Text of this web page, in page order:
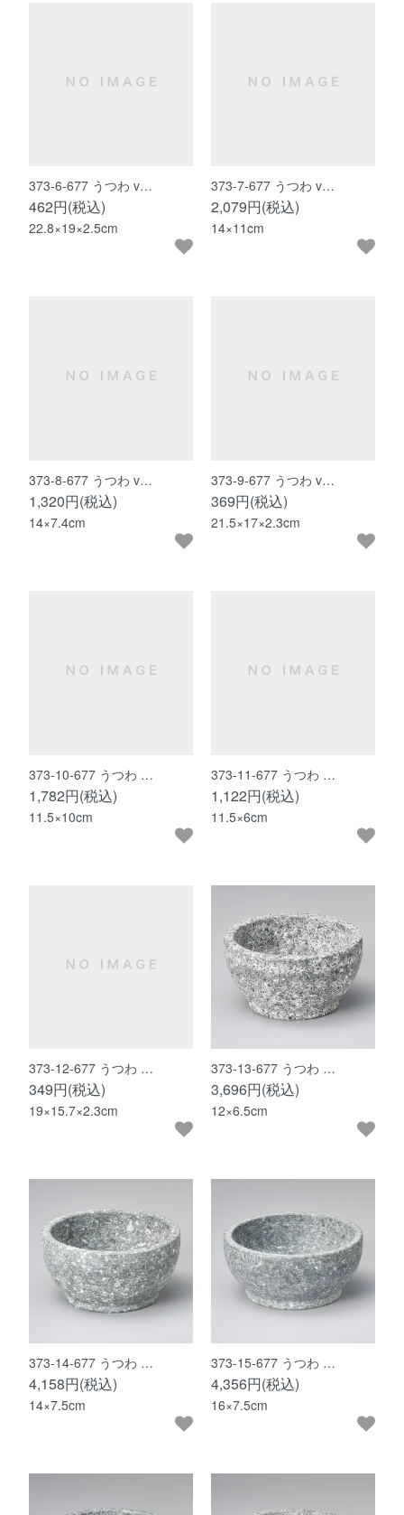
373-6-677 うつわ v…
462円(税込)
22.8×19×2.5cm
373-7-677 うつわ v…
2,079円(税込)
14×11cm
373-8-677 うつわ v…
1,320円(税込)
14×7.4cm
373-9-677 うつわ v…
369円(税込)
21.5×17×2.3cm
373-10-677 うつわ …
1,782円(税込)
11.5×10cm
373-11-677 うつわ …
1,122円(税込)
11.5×6cm
373-12-677 うつわ …
349円(税込)
19×15.7×2.3cm
373-13-677 うつわ …
3,696円(税込)
12×6.5cm
373-14-677 うつわ …
4,158円(税込)
14×7.5cm
373-15-677 うつわ …
4,356円(税込)
16×7.5cm